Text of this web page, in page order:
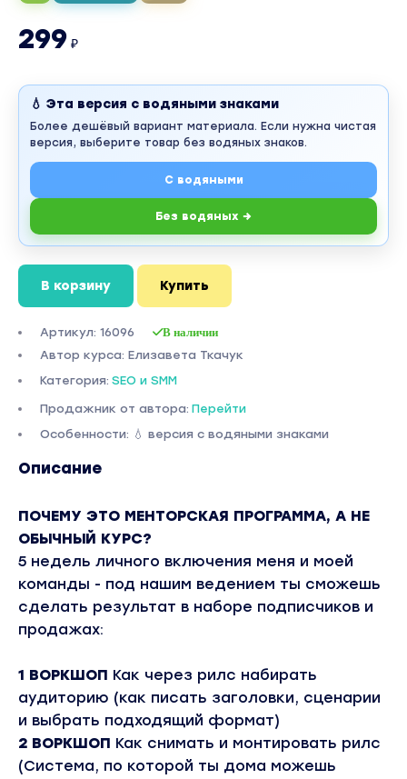
299 ₽
💧 Эта версия с водяными знаками
Более дешёвый вариант материала. Если нужна чистая
версия, выберите товар без водяных знаков.
С водяными
Без водяных →
В корзину Купить
Артикул: 16096 В наличии
Автор курса: Елизавета Ткачук
Категория: SEO и SMM
Продажник от автора: Перейти
Особенности: 💧 версия с водяными знаками
Описание
ПОЧЕМУ ЭТО МЕНТОРСКАЯ ПРОГРАММА, А НЕ
ОБЫЧНЫЙ КУРС?
5 недель личного включения меня и моей
команды - под нашим ведением ты сможешь
сделать результат в наборе подписчиков и
продажах:
1 ВОРКШОП Как через рилс набирать
аудиторию (как писать заголовки, сценарии
и выбрать подходящий формат)
2 ВОРКШОП Как снимать и монтировать рилс
(Система, по которой ты дома можешь